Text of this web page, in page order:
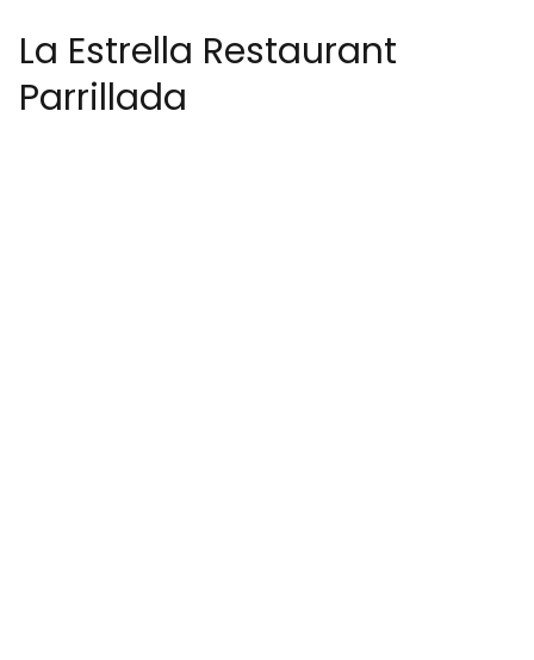
La Estrella Restaurant
Parrillada